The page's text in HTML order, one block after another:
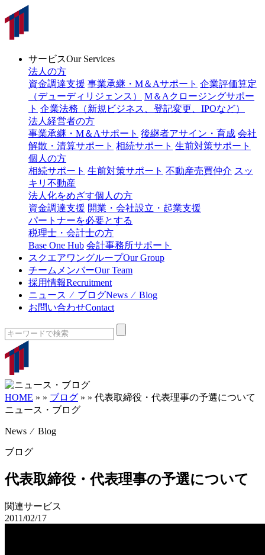
サービスOur Services
法人の方
資金調達支援 事業承継・M＆Aサポート 企業評価算定
（デューディリジェンス）
M＆Aクロージングサポー
ト 企業法務（新規ビジネス、登記変更、IPOなど）
法人経営者の方
事業承継・M＆Aサポート 後継者アサイン・育成 会社
解散・清算サポート 相続サポート 生前対策サポート
個人の方
相続サポート 生前対策サポート 不動産売買仲介 スッ
キリ不動産
法人化をめざす個人の方
資金調達支援 開業・会社設立・起業支援
パートナーを必要とする
税理士・会計士の方
Base One Hub 会計事務所サポート
スクエアワングループOur Group
チームメンバーOur Team
採用情報Recruitment
ニュース ⁄ ブログNews ⁄ Blog
お問い合わせContact
HOME » » ブログ » » 代表取締役・代表理事の予選について
ニュース・ブログ
News ⁄ Blog
ブログ
代表取締役・代表理事の予選について
関連サービス
2011/02/17